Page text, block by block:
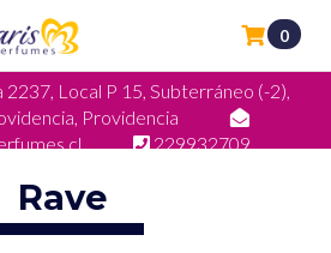
Local P 15, Subterráneo (-2),
Providencia
229932709
0
Rave